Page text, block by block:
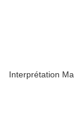
Interprétation